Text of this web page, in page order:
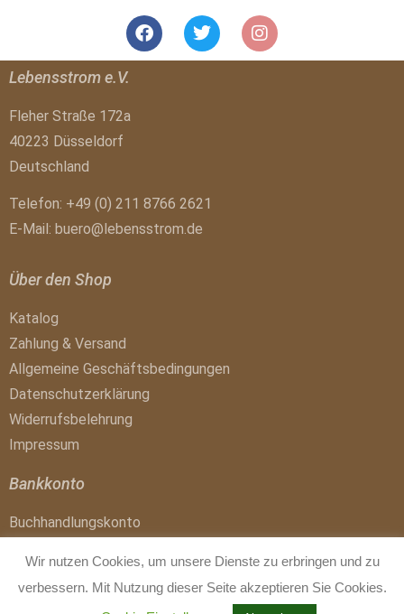
Lebensstrom e.V.
Fleher Straße 172a
40223 Düsseldorf
Deutschland
Telefon: +49 (0) 211 8766 2621
E-Mail: buero@lebensstrom.de
Über den Shop
Katalog
Zahlung & Versand
Allgemeine Geschäftsbedingungen
Datenschutzerklärung
Widerrufsbelehrung
Impressum
Bankkonto
Buchhandlungskonto
Wir nutzen Cookies, um unsere Dienste zu erbringen und zu
verbessern. Mit Nutzung dieser Seite akzeptieren Sie Cookies.